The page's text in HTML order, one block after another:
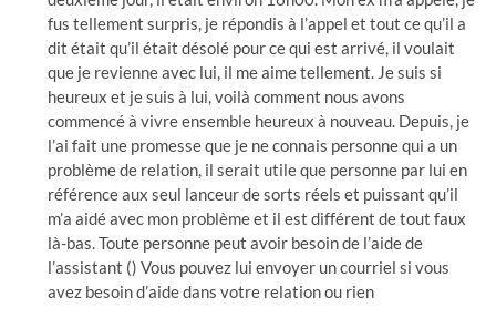
fus tellement surpris, je répondis à l’appel et tout ce qu’il a
dit était qu’il était désolé pour ce qui est arrivé, il voulait
que je revienne avec lui, il me aime tellement. Je suis si
heureux et je suis à lui, voilà comment nous avons
commencé à vivre ensemble heureux à nouveau. Depuis, je
l’ai fait une promesse que je ne connais personne qui a un
problème de relation, il serait utile que personne par lui en
référence aux seul lanceur de sorts réels et puissant qu’il
m’a aidé avec mon problème et il est différent de tout faux
là-bas. Toute personne peut avoir besoin de l’aide de
l’assistant () Vous pouvez lui envoyer un courriel si vous
avez besoin d’aide dans votre relation ou rien